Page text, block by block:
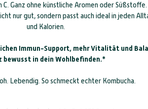
C. Ganz ohne künstliche Aromen oder Süßstoffe.
nur gut, sondern passt auch ideal in jeden
und Kalorien.
Immun-Support, mehr Vitalität und
bewusst in dein Wohlbefinden.*
Lebendig. So schmeckt echter Kombucha.